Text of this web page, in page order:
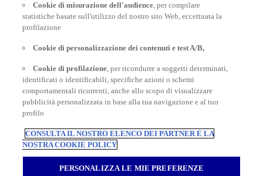
Rappresentanza Generale per l’Italia - Via Carlo Pesenti 121 - 00156 Roma -
Tel.06/42118.1 Sede legale Bruxelles – 7, Boulevard du Régent – Capitale
sociale € 180.702.613,00 interamente versato – Gruppo AXA Partners N.
Iscrizione all’Albo Imprese di Assicurazioni e Riassicurazioni I.00014 -
Autorizzazione Ministeriale n. 19662 del 19.10.1993 Registro delle Imprese di
Roma RM – Numero REA 792129 - Part. I.V.A. 04673941003 - Cod. Fisc.
AXA Schengen Insurance|AXA Seguros y asistencia en viajes
Seguro de viagem|AXA Assurance Voyage
Cookie di misurazione dell'audience, per compilare
statistiche basate sull'utilizzo del nostro sito Web, eccettuata la
profilazione
Cookie di personalizzazione dei contenuti e test A/B,
Cookie di profilazione, per ricondurre a soggetti determinati,
identificati o identificabili, specifiche azioni o schemi
comportamentali ricorrenti, anche allo scopo di visualizzare
pubblicità personalizzata in base alla tua navigazione e al tuo
profilo
CONSULTA IL NOSTRO ELENCO DEI PARTNER E LA
NOSTRA COOKIE POLICY
PERSONALIZZA LE MIE PREFERENZE